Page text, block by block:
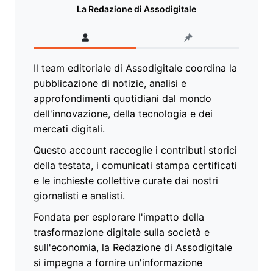
La Redazione di Assodigitale
Il team editoriale di Assodigitale coordina la
pubblicazione di notizie, analisi e
approfondimenti quotidiani dal mondo
dell'innovazione, della tecnologia e dei
mercati digitali.
Questo account raccoglie i contributi storici
della testata, i comunicati stampa certificati
e le inchieste collettive curate dai nostri
giornalisti e analisti.
Fondata per esplorare l'impatto della
trasformazione digitale sulla società e
sull'economia, la Redazione di Assodigitale
si impegna a fornire un'informazione